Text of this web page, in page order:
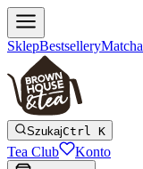
SklepBestselleryMatcha
SzukajCtrl K
Tea Club Konto